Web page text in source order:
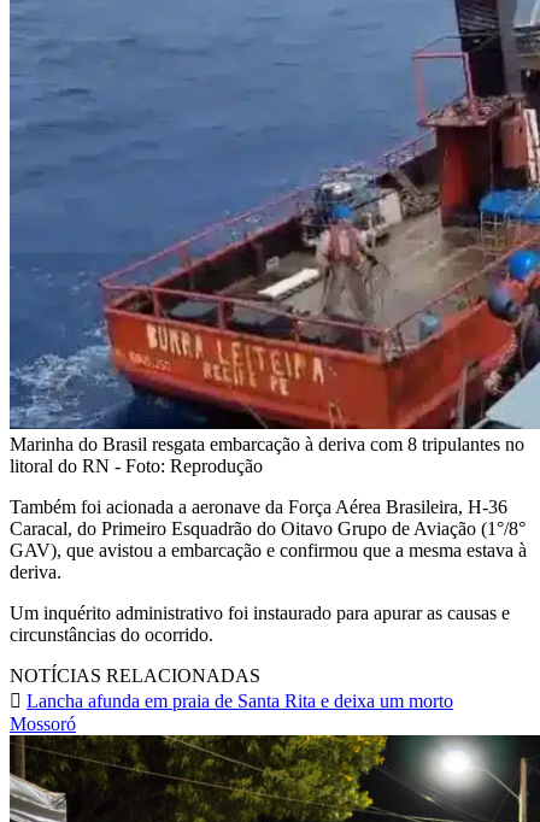
Marinha do Brasil resgata embarcação à deriva com 8 tripulantes no
litoral do RN - Foto: Reprodução
Também foi acionada a aeronave da Força Aérea Brasileira, H-36
Caracal, do Primeiro Esquadrão do Oitavo Grupo de Aviação (1°/8°
GAV), que avistou a embarcação e confirmou que a mesma estava à
deriva.
Um inquérito administrativo foi instaurado para apurar as causas e
circunstâncias do ocorrido.
NOTÍCIAS RELACIONADAS
Lancha afunda em praia de Santa Rita e deixa um morto
Mossoró